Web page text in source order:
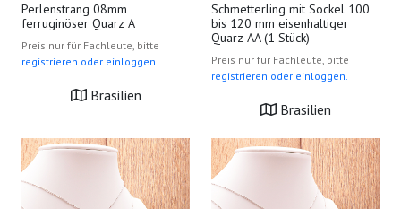
Perlenstrang 08mm
ferruginöser Quarz A
Preis nur für Fachleute, bitte
registrieren oder einloggen.
Brasilien
Schmetterling mit Sockel 100
bis 120 mm eisenhaltiger
Quarz AA (1 Stück)
Preis nur für Fachleute, bitte
registrieren oder einloggen.
Brasilien